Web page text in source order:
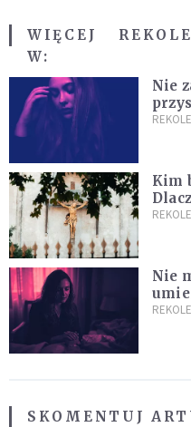
WIĘCEJ
W:
Nie
Kim
I
Nie
SKOMENTUJ